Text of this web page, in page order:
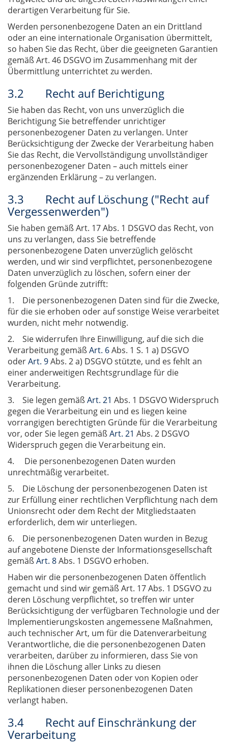
derartigen Verarbeitung für Sie.
Werden personenbezogene Daten an ein Drittland
oder an eine internationale Organisation übermittelt,
so haben Sie das Recht, über die geeigneten Garantien
gemäß Art. 46 DSGVO im Zusammenhang mit der
Übermittlung unterrichtet zu werden.
3.2 Recht auf Berichtigung
Sie haben das Recht, von uns unverzüglich die
Berichtigung Sie betreffender unrichtiger
personenbezogener Daten zu verlangen. Unter
Berücksichtigung der Zwecke der Verarbeitung haben
Sie das Recht, die Vervollständigung unvollständiger
personenbezogener Daten – auch mittels einer
ergänzenden Erklärung – zu verlangen.
3.3 Recht auf Löschung ("Recht auf
Vergessenwerden")
Sie haben gemäß Art. 17 Abs. 1 DSGVO das Recht, von
uns zu verlangen, dass Sie betreffende
personenbezogene Daten unverzüglich gelöscht
werden, und wir sind verpflichtet, personenbezogene
Daten unverzüglich zu löschen, sofern einer der
folgenden Gründe zutrifft:
1. Die personenbezogenen Daten sind für die Zwecke,
für die sie erhoben oder auf sonstige Weise verarbeitet
wurden, nicht mehr notwendig.
2. Sie widerrufen Ihre Einwilligung, auf die sich die
Verarbeitung gemäßArt. 6Abs. 1 S. 1 a) DSGVO
oderArt. 9Abs. 2 a) DSGVO stützte, und es fehlt an
einer anderweitigen Rechtsgrundlage für die
Verarbeitung.
3. Sie legen gemäßArt. 21 Abs. 1 DSGVO Widerspruch
gegen die Verarbeitung ein und es liegen keine
vorrangigen berechtigten Gründe für die Verarbeitung
vor, oder Sie legen gemäßArt. 21 Abs. 2 DSGVO
Widerspruch gegen die Verarbeitung ein.
4. Die personenbezogenen Daten wurden
unrechtmäßig verarbeitet.
5. Die Löschung der personenbezogenen Daten ist
zur Erfüllung einer rechtlichen Verpflichtung nach dem
Unionsrecht oder dem Recht der Mitgliedstaaten
erforderlich, dem wir unterliegen.
6. Die personenbezogenen Daten wurden in Bezug
auf angebotene Dienste der Informationsgesellschaft
gemäßArt. 8Abs. 1 DSGVO erhoben.
Haben wir die personenbezogenen Daten öffentlich
gemacht und sind wir gemäß Art. 17 Abs. 1 DSGVO zu
deren Löschung verpflichtet, so treffen wir unter
Berücksichtigung der verfügbaren Technologie und der
Implementierungskosten angemessene Maßnahmen,
auch technischer Art, um für die Datenverarbeitung
Verantwortliche, die die personenbezogenen Daten
verarbeiten, darüber zu informieren, dass Sie von
ihnen die Löschung aller Links zu diesen
personenbezogenen Daten oder von Kopien oder
Replikationen dieser personenbezogenen Daten
verlangt haben.
3.4 Recht auf Einschränkung der
Verarbeitung